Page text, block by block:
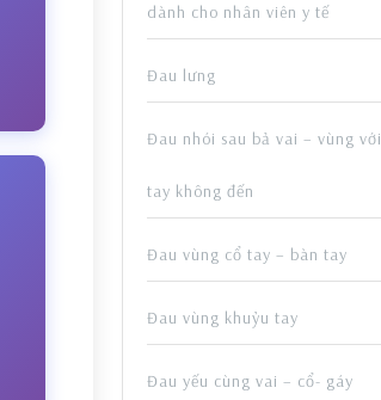
dành cho nhân viên y tế
Đau lưng
Đau nhói sau bả vai – vùng với
tay không đến
Đau vùng cổ tay – bàn tay
Đau vùng khuỷu tay
Đau yếu cùng vai – cổ- gáy